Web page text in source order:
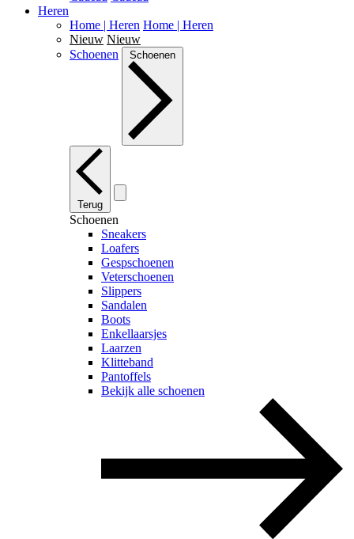
Heren
Home | Heren Home | Heren
Nieuw Nieuw
Schoenen
Schoenen
Terug
Schoenen
Sneakers
Loafers
Gespschoenen
Veterschoenen
Slippers
Sandalen
Boots
Enkellaarsjes
Laarzen
Klitteband
Pantoffels
Bekijk alle schoenen